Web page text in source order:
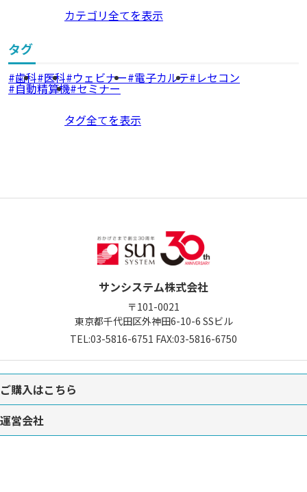
カテゴリ全てを表示
タグ
歯科 医科 ウェビナー 電子カルテ レセコン
自動精算機 セミナー
タグ全てを表示
サンシステム株式会社
〒101-0021
東京都千代田区外神田6-10-6 SSビル
TEL:03-5816-6751 FAX:03-5816-6750
ご購入はこちら
運営会社